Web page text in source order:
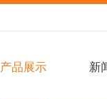
产品展示 新